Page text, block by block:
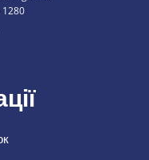
1280